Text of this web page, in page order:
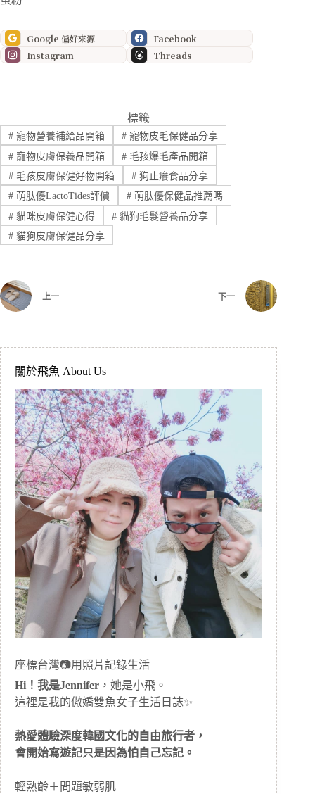
Google 偏好來源
Facebook
Instagram
Threads
標籤
#寵物營養補給品開箱 #寵物皮毛保健品分享
#寵物皮膚保養品開箱 #毛孩爆毛產品開箱
#毛孩皮膚保健好物開箱 #狗止癢食品分享
#萌肽優LactoTides評價 #萌肽優保健品推薦嗎
#貓咪皮膚保健心得 #貓狗毛髮營養品分享
#貓狗皮膚保健品分享
上一 下一
關於飛魚 About Us
座標台灣📷用照片記錄生活
Hi！我是Jennifer ，她是小飛。
這裡是我的傲嬌雙魚女子生活日誌✨
熱愛體驗深度韓國文化的自由旅行者，
會開始寫遊記只是因為怕自己忘記。
輕熟齡＋問題敏弱肌